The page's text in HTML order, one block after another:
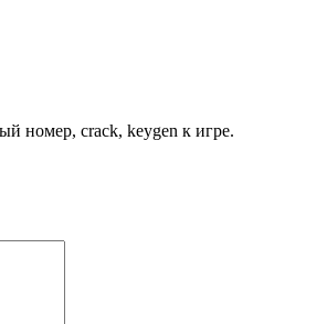
номер, crack, keygen к игре.